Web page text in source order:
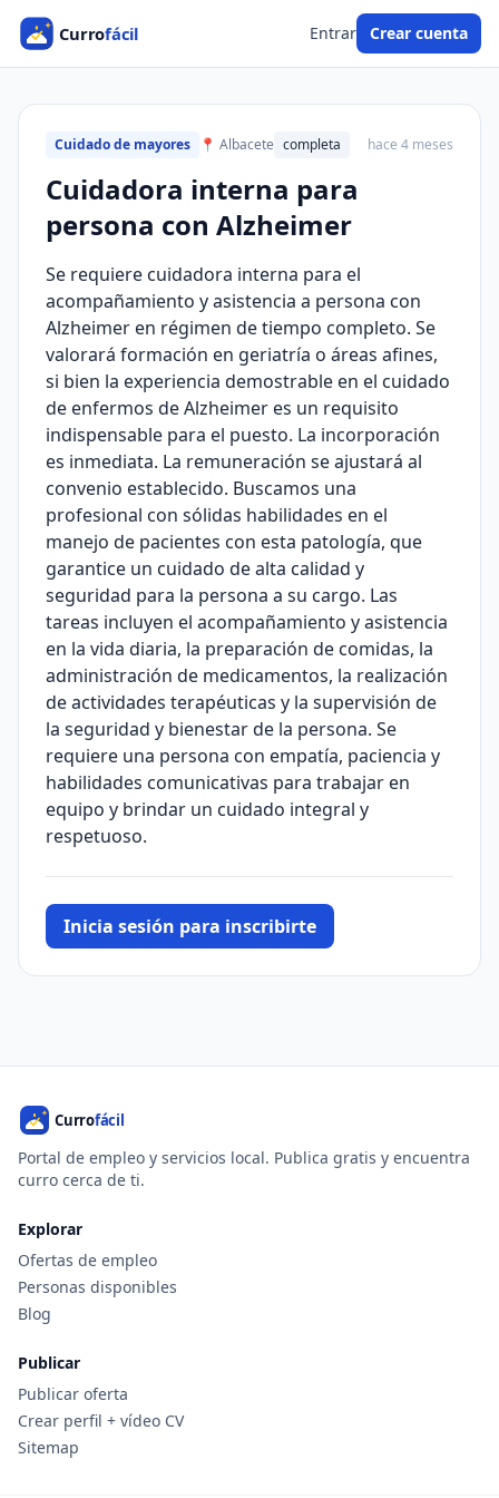
Entrar Crear cuenta
Cuidado de mayores 📍 Albacete completa hace 4 meses
Cuidadora interna para
persona con Alzheimer
Se requiere cuidadora interna para el
acompañamiento y asistencia a persona con
Alzheimer en régimen de tiempo completo. Se
valorará formación en geriatría o áreas afines,
si bien la experiencia demostrable en el cuidado
de enfermos de Alzheimer es un requisito
indispensable para el puesto. La incorporación
es inmediata. La remuneración se ajustará al
convenio establecido. Buscamos una
profesional con sólidas habilidades en el
manejo de pacientes con esta patología, que
garantice un cuidado de alta calidad y
seguridad para la persona a su cargo. Las
tareas incluyen el acompañamiento y asistencia
en la vida diaria, la preparación de comidas, la
administración de medicamentos, la realización
de actividades terapéuticas y la supervisión de
la seguridad y bienestar de la persona. Se
requiere una persona con empatía, paciencia y
habilidades comunicativas para trabajar en
equipo y brindar un cuidado integral y
respetuoso.
Inicia sesión para inscribirte
Portal de empleo y servicios local. Publica gratis y encuentra
curro cerca de ti.
Explorar
Ofertas de empleo
Personas disponibles
Blog
Publicar
Publicar oferta
Crear perfil + vídeo CV
Sitemap